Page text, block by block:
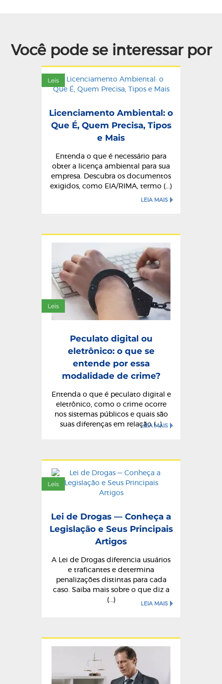
Você pode se interessar por
Leis
Licenciamento Ambiental: o
Que É, Quem Precisa, Tipos
e Mais
Entenda o que é necessário para
obter a licença ambiental para sua
empresa. Descubra os documentos
exigidos, como EIA/RIMA, termo (...)
LEIA MAIS
Leis
Peculato digital ou
eletrônico: o que se
entende por essa
modalidade de crime?
Entenda o que é peculato digital e
eletrônico, como o crime ocorre
nos sistemas públicos e quais são
suas diferenças em relação (...)
LEIA MAIS
Leis
Lei de Drogas — Conheça a
Legislação e Seus Principais
Artigos
A Lei de Drogas diferencia usuários
e traficantes e determina
penalizações distintas para cada
caso. Saiba mais sobre o que diz a
(...)
LEIA MAIS